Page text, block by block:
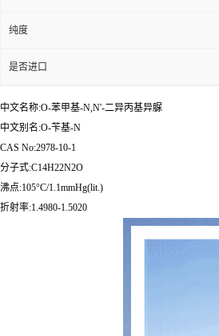
纯度
是否进口
中文名称:O-苯甲基-N,N'-二异丙基异脲
中文别名:O-苄基-N
CAS No:2978-10-1
分子式:C14H22N2O
沸点:105°C/1.1mmHg(lit.)
折射率:1.4980-1.5020